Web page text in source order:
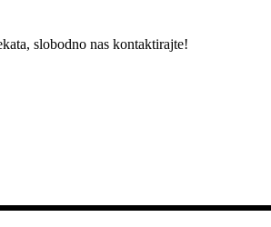
slobodno nas kontaktirajte!